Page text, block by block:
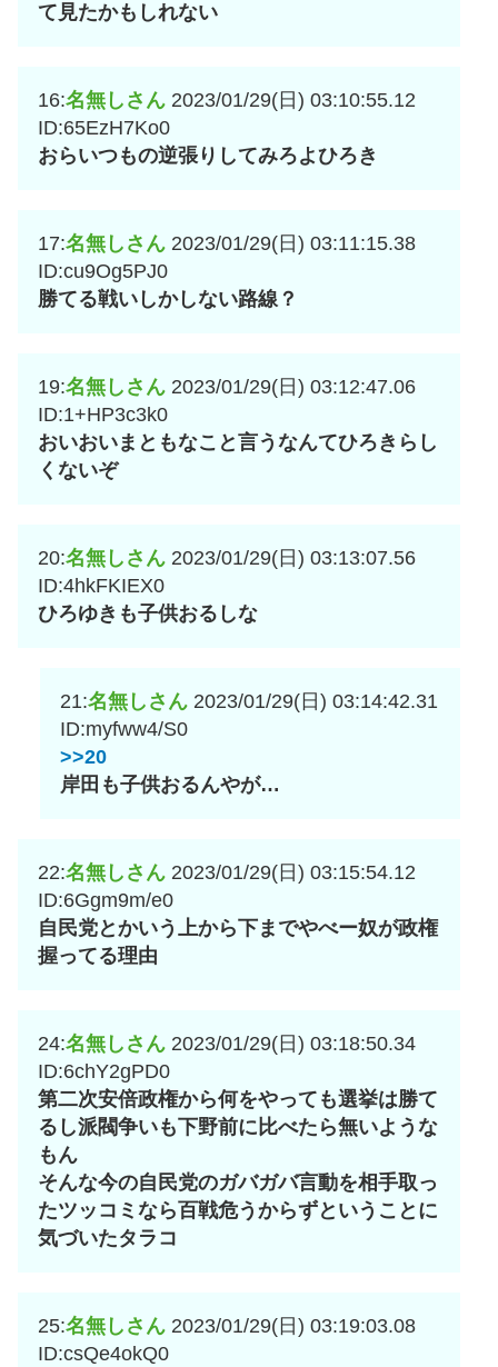
て見たかもしれない
16:名無しさん 2023/01/29(日) 03:10:55.12
ID:65EzH7Ko0
おらいつもの逆張りしてみろよひろき
17:名無しさん 2023/01/29(日) 03:11:15.38
ID:cu9Og5PJ0
勝てる戦いしかしない路線？
19:名無しさん 2023/01/29(日) 03:12:47.06
ID:1+HP3c3k0
おいおいまともなこと言うなんてひろきらし
くないぞ
20:名無しさん 2023/01/29(日) 03:13:07.56
ID:4hkFKIEX0
ひろゆきも子供おるしな
21:名無しさん 2023/01/29(日) 03:14:42.31
ID:myfww4/S0
>>20
岸田も子供おるんやが…
22:名無しさん 2023/01/29(日) 03:15:54.12
ID:6Ggm9m/e0
自民党とかいう上から下までやべー奴が政権
握ってる理由
24:名無しさん 2023/01/29(日) 03:18:50.34
ID:6chY2gPD0
第二次安倍政権から何をやっても選挙は勝て
るし派閥争いも下野前に比べたら無いような
もん
そんな今の自民党のガバガバ言動を相手取っ
たツッコミなら百戦危うからずということに
気づいたタラコ
25:名無しさん 2023/01/29(日) 03:19:03.08
ID:csQe4okQ0